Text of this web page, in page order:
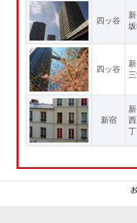
四ッ谷
四ッ谷
新宿